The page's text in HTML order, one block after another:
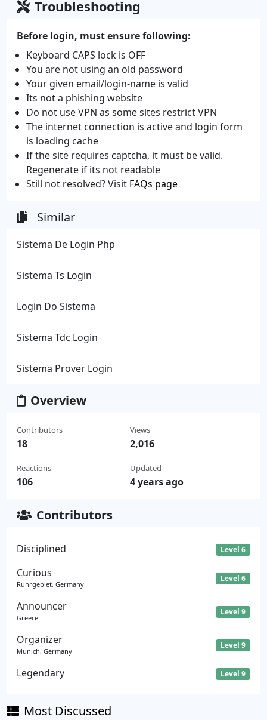
Troubleshooting
Before login, must ensure following:
Keyboard CAPS lock is OFF
You are not using an old password
Your given email/login-name is valid
Its not a phishing website
Do not use VPN as some sites restrict VPN
The internet connection is active and login form
is loading cache
If the site requires captcha, it must be valid.
Regenerate if its not readable
Still not resolved? Visit FAQs page
Similar
Sistema De Login Php
Sistema Ts Login
Login Do Sistema
Sistema Tdc Login
Sistema Prover Login
Overview
Contributors
18
Reactions
106
Views
2,016
Updated
4 years ago
Contributors
Disciplined Level 6
Curious
Ruhrgebiet, Germany
Level 6
Announcer
Greece
Level 9
Organizer
Munich, Germany
Level 9
Legendary Level 9
Most Discussed